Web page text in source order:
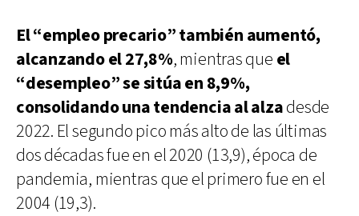
El “empleo precario” también aumentó,
alcanzando el 27,8%, mientras que el
“desempleo” se sitúa en 8,9%,
consolidando una tendencia al alzadesde
2022. El segundo pico más alto de las últimas
dos décadas fue en el 2020 (13,9), época de
pandemia, mientras que el primero fue en el
2004 (19,3).